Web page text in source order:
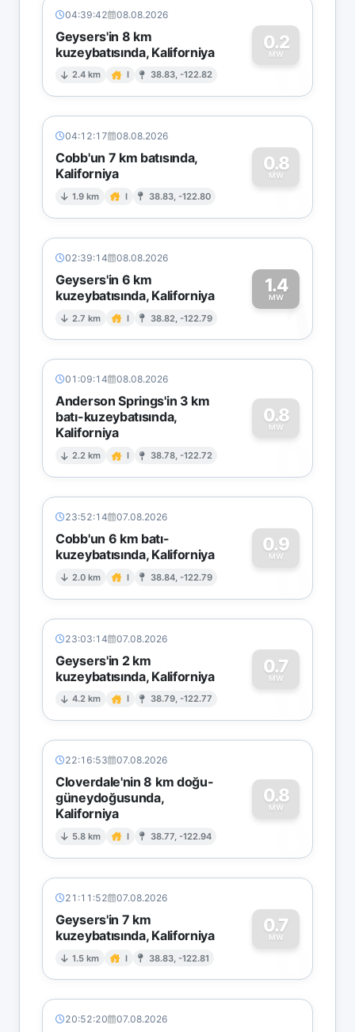
04:39:42 08.08.2026
Geysers'in 8 km
kuzeybatısında, Kaliforniya
2.4 km I 38.83, -122.82
0.2
MW
0
04:12:17 08.08.2026
Cobb'un 7 km batısında,
Kaliforniya
1.9 km I 38.83, -122.80
0.8
MW
0
02:39:14 08.08.2026
Geysers'in 6 km
kuzeybatısında, Kaliforniya
2.7 km I 38.82, -122.79
1.4
MW1
01:09:14 08.08.2026
Anderson Springs'in 3 km
batı-kuzeybatısında,
Kaliforniya
2.2 km I 38.78, -122.72
0.8
MW
0
23:52:14 07.08.2026
Cobb'un 6 km batı-
kuzeybatısında, Kaliforniya
2.0 km I 38.84, -122.79
0.9
MW
0
23:03:14 07.08.2026
Geysers'in 2 km
kuzeybatısında, Kaliforniya
4.2 km I 38.79, -122.77
0.7
MW
0
22:16:53 07.08.2026
Cloverdale'nin 8 km doğu-
güneydoğusunda,
Kaliforniya
5.8 km I 38.77, -122.94
0.8
MW
0
21:11:52 07.08.2026
Geysers'in 7 km
kuzeybatısında, Kaliforniya
1.5 km I 38.83, -122.81
0.7
MW
0
20:52:20 07.08.2026